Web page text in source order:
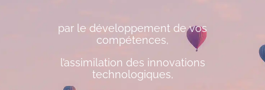
par le développement de vos
compétences,
l’assimilation des innovations
technologiques,